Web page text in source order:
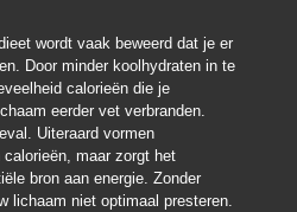
wordt vaak beweerd dat je er
Door minder koolhydraten in te
calorieën die je
eerder vet verbranden.
Uiteraard vormen
calorieën, maar zorgt het
bron aan energie. Zonder
lichaam niet optimaal presteren.